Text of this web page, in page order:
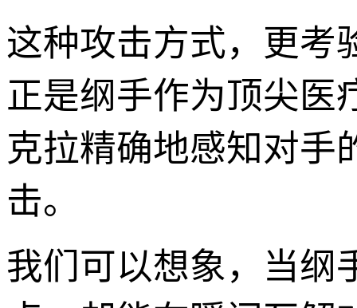
这种攻击方式，更考
正是纲手作为顶尖医
克拉精确地感知对手
击。
我们可以想象，当纲